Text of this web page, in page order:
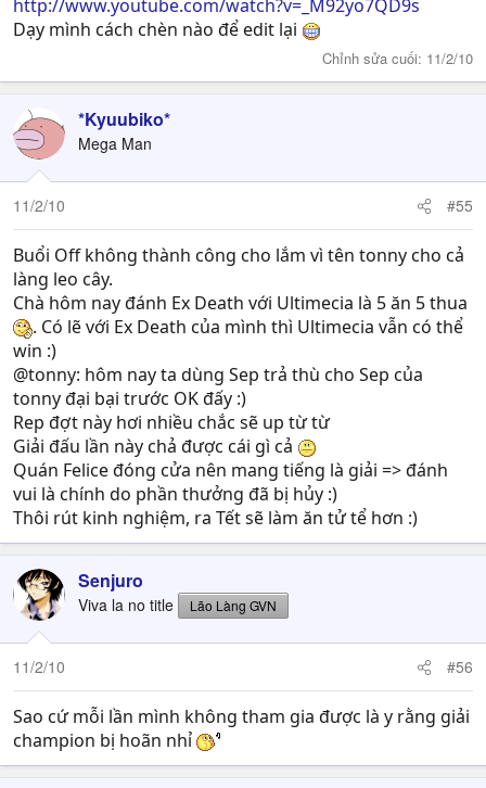
http://www.youtube.com/watch?v=_M92yo7QD9s
Dạy mình cách chèn nào để edit lại
Chỉnh sửa cuối: 11/2/10
*Kyuubiko*
Mega Man
11/2/10 #55
Buổi Off không thành công cho lắm vì tên tonny cho cả
làng leo cây.
Chà hôm nay đánh Ex Death với Ultimecia là 5 ăn 5 thua
. Có lẽ với Ex Death của mình thì Ultimecia vẫn có thể
win :)
@tonny: hôm nay ta dùng Sep trả thù cho Sep của
tonny đại bại trước OK đấy :)
Rep đợt này hơi nhiều chắc sẽ up từ từ
Giải đấu lần này chả được cái gì cả
Quán Felice đóng cửa nên mang tiếng là giải => đánh
vui là chính do phần thưởng đã bị hủy :)
Thôi rút kinh nghiệm, ra Tết sẽ làm ăn tử tể hơn :)
Senjuro
Viva la no title Lão Làng GVN
11/2/10 #56
Sao cứ mỗi lần mình không tham gia được là y rằng giải
champion bị hoãn nhỉ